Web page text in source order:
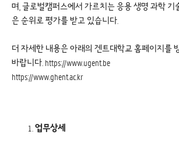
며, 글로벌캠퍼스에서 가르치는 응용 생명 과학 기
은 순위로 평가를 받고 있습니다.
더 자세한 내용은 아래의 겐트대학교 홈페이지를
바랍니다. https://www.ugent.be
https://www.ghent.ac.kr
업무상세